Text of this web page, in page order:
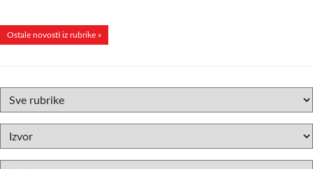
Ostale novosti iz rubrike »